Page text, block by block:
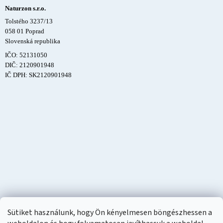
Sütiket használunk, hogy Ön kényelmesen böngészhessen a
Naturzon s.r.o.
Tolstého 3237/13
058 01 Poprad
Slovenská republika
IČO: 52131050
DIČ: 2120901948
IČ DPH: SK2120901948